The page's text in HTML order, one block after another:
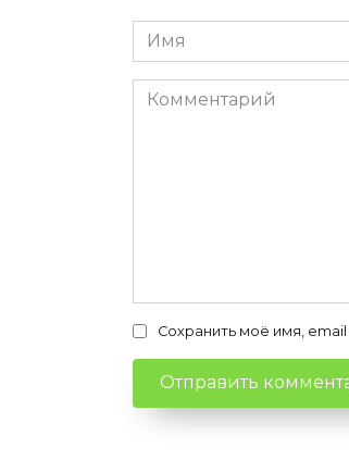
Имя
*
Комментарий
Сохранить моё имя,